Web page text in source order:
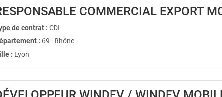
COMMERCIAL EXPORT
de contrat : CDI
: 69 - Rhône
: Lyon